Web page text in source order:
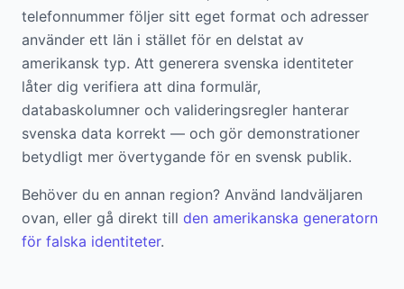
telefonnummer följer sitt eget format och adresser
använder ett län i stället för en delstat av
amerikansk typ. Att generera svenska identiteter
låter dig verifiera att dina formulär,
databaskolumner och valideringsregler hanterar
svenska data korrekt — och gör demonstrationer
betydligt mer övertygande för en svensk publik.
Behöver du en annan region? Använd landväljaren
ovan, eller gå direkt till den amerikanska generatorn
för falska identiteter.